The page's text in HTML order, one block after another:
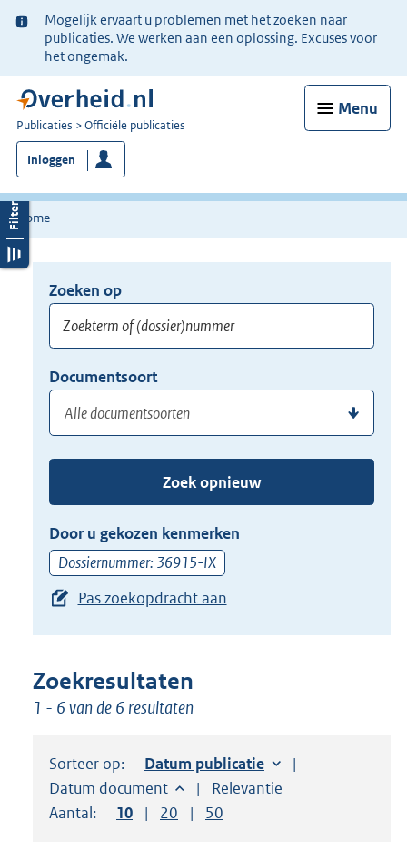
Ter
informatie:
Mogelijk ervaart u problemen met het zoeken naar
publicaties. We werken aan een oplossing. Excuses voor
het ongemak.
Menu
U
bent
nu
hier:
Publicaties Officiële publicaties
Inloggen
Home
Opnieuw
zoeken:
Zoeken op
of
(dossier)nummer
hier
uw
zoekterm
of
(dossier)nummer
in
Documentsoort
of
de
pijl
beneden
toets
suggesties.
Druk
om
Zoek opnieuw
Door u gekozen kenmerken
Dossiernummer: 36915-IX
Pas zoekopdracht aan
Zoekresultaten
1 - 6 van de 6 resultaten
Sorteer op: Sorteer op:
Datum publicatie
Sorteer op:
Datum document Sorteer op:
Relevantie
Aantal:
Toon
10 resultaten per pagina
Toon
20 resultaten per pagina
Toon
50